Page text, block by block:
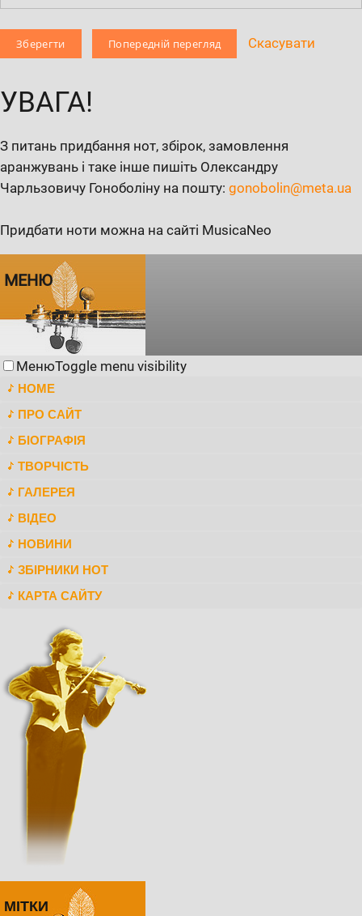
Скасувати
УВАГА!
З питань придбання нот, збірок, замовлення
аранжувань і таке інше пишіть Олександру
Чарльзовичу Гоноболіну на пошту: gonobolin@meta.ua
Придбати ноти можна на сайті MusicaNeo
МЕНЮ
МенюToggle menu visibility
HOME
ПРО САЙТ
БІОГРАФІЯ
ТВОРЧІСТЬ
ГАЛЕРЕЯ
ВІДЕО
НОВИНИ
ЗБІРНИКИ НОТ
КАРТА САЙТУ
МІТКИ